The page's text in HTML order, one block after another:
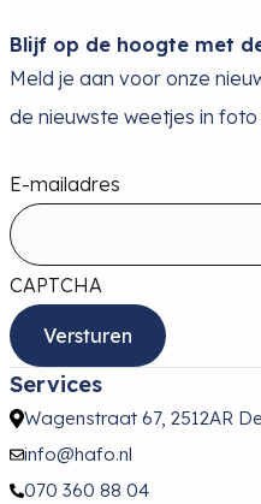
Blijf op de hoogte met
Meld je aan voor onze
de nieuwste weetjes in foto
E-mailadres
CAPTCHA
Services
Wagenstraat 67, 2512AR
info@hafo.nl
070 360 88 04